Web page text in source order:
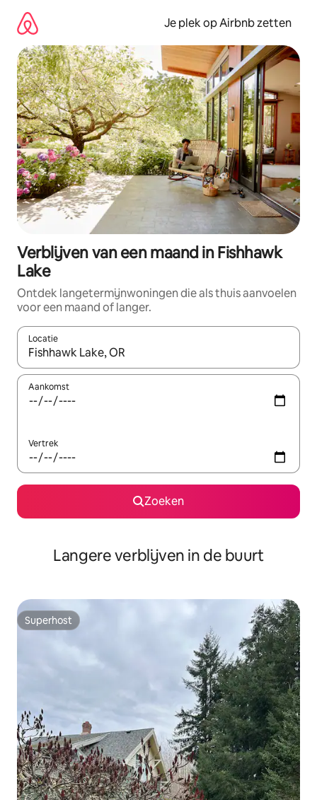
direct
naar
inhoud
Je plek op Airbnb zetten
Verblijven van een maand in Fishhawk
Lake
Ontdek langetermijnwoningen die als thuis aanvoelen
voor een maand of langer.
Locatie
Wanneer er resultaten beschikbaar zijn, maak je een keuze
Aankomst
Vertrek
Zoeken
Langere verblijven in de buurt
Superhost
Superhost